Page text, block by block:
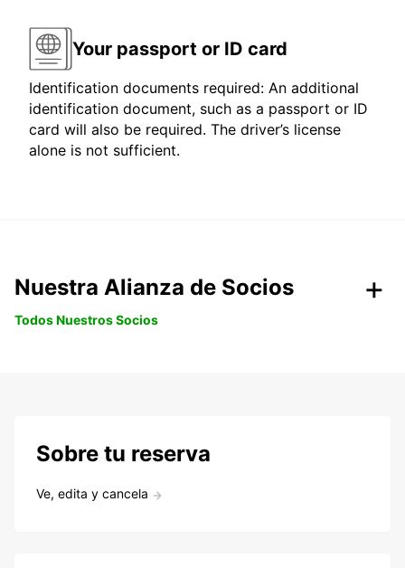
Your passport or ID card
Identification documents required: An additional
identification document, such as a passport or ID
card will also be required. The driver’s license
alone is not sufficient.
Nuestra Alianza de Socios
Todos Nuestros Socios
Sobre tu reserva
Ve, edita y cancela